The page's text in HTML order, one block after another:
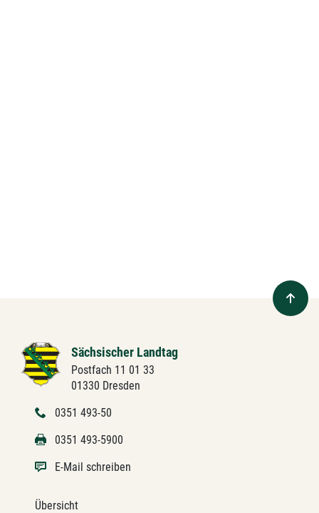
Sächsischer Landtag
Postfach 11 01 33
01330 Dresden
0351 493-50
0351 493-5900
E-Mail schreiben
Übersicht